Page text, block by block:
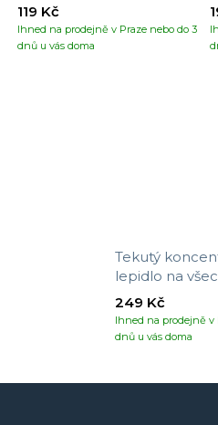
Ihned na prodejně v Praze nebo do 3
dnů u vás doma
119 Kč
Tekutý
lepidlo na
tapet
Ihned na prodejně v
dnů u vás doma
249 Kč